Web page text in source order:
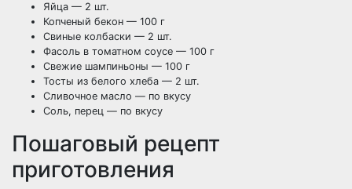
Яйца — 2 шт.
Копченый бекон — 100 г
Свиные колбаски — 2 шт.
Фасоль в томатном соусе — 100 г
Свежие шампиньоны — 100 г
Тосты из белого хлеба — 2 шт.
Сливочное масло — по вкусу
Соль, перец — по вкусу
Пошаговый рецепт
приготовления